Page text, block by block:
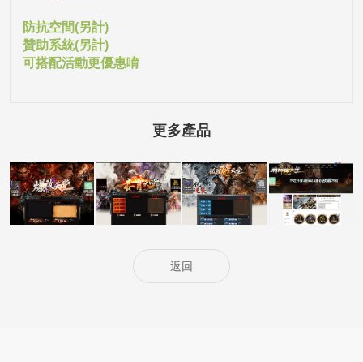
防抗空間(另計)
贊助系統(另計)
可搭配活動更優惠唷
更多產品
5000客戶展示案
例15
5000客戶展示案
例14
5000客戶展示案
例13
15000客戶展示
案例6
返回